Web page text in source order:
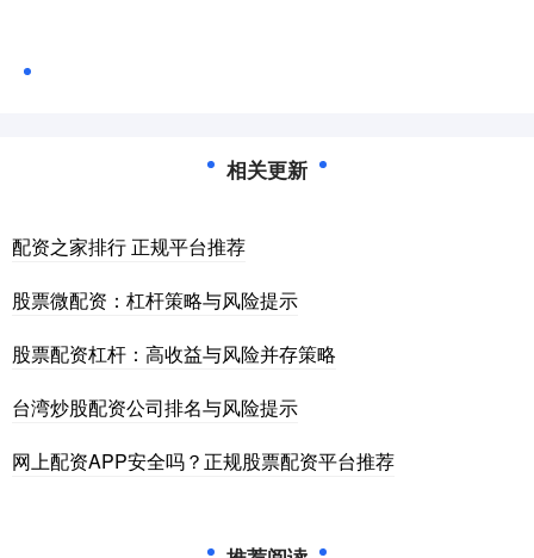
相关更新
配资之家排行 正规平台推荐
股票微配资：杠杆策略与风险提示
股票配资杠杆：高收益与风险并存策略
台湾炒股配资公司排名与风险提示
网上配资APP安全吗？正规股票配资平台推荐